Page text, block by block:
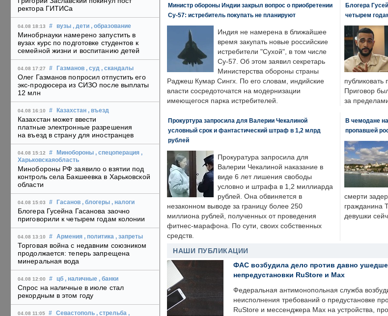
ректора ГИТИСа
04.08 18:13 # вузы , дети , образование
Минобрнауки намерено запустить в
вузах курс по подготовке студентов к
семейной жизни и воспитанию детей
04.08 17:27 # Газманов , суд , скандалы
Олег Газманов попросил отпустить его
экс-продюсера из СИЗО после выплаты
12 млн
04.08 16:10 # Казахстан , въезд
Казахстан может ввести
платные электронные разрешения
на въезд в страну для иностранцев
04.08 15:12 # Минобороны , спецоперация ,
Харьковскаяобласть
Минобороны РФ заявило о взятии под
контроль села Бакшеевка в Харьковской
области
04.08 15:03 # Гасанов , блогеры , налоги
Блогера Гусейна Гасанова заочно
приговорили к четырем годам колонии
04.08 13:10 # Армения , политика , запреты
Торговая война с недавним союзником
продолжается: теперь запрещена
минеральная вода
04.08 12:00 # цб , наличные , банки
Спрос на наличные в июле стал
рекордным в этом году
04.08 11:05 # Севастополь , стрельба ,
Министр обороны Индии закрыл вопрос о приобретении
Су-57: истребитель покупать не планируют
Индия не намерена в ближайшее
время закупать новые российские
истребители "Сухой", в том числе
Су-57. Об этом заявил секретарь
Министерства обороны страны
Раджеш Кумар Сингх. По его словам, индийские
власти сосредоточатся на модернизации
имеющегося парка истребителей.
Блогера
четырем
публиковать
Приговор
за
Прокуртура запросила для Валерии Чекалиной
условный срок и фантастический штраф в 1,2 млрд
рублей
Прокуратура запросила для
Валерии Чекалиной наказание в
виде 6 лет лишения свободы
условно и штрафа в 1,2 миллиарда
рублей. Она обвиняется в
незаконном выводе за границу более 250
миллиона рублей, полученных от проведения
фитнес-марафона. По сути, своих собственных
средств.
В чемодане
пропавшей
смерти
гражданина
девушки
НАШИ ПУБЛИКАЦИИ
ФАС возбудила дело против давно
непредустановки RuStore и Max
Федеральная антимонопольная служба
неисполнения требований о предустановке
RuStore и мессенджера Max на устройства,